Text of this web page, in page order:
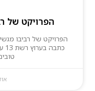
הפרויקט של
הפרויקט של רביבו